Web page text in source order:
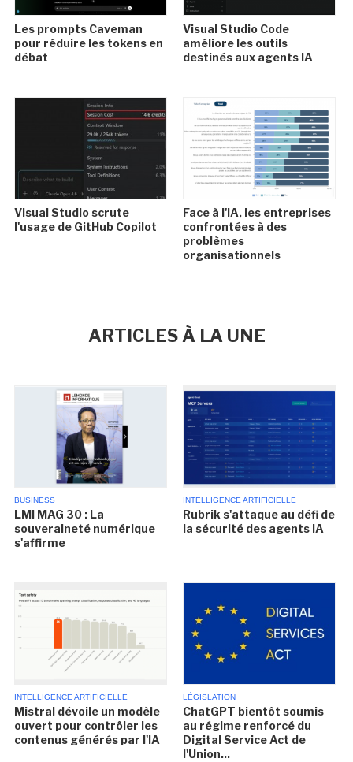
Les prompts Caveman
pour réduire les tokens en
débat
Visual Studio Code
améliore les outils
destinés aux agents IA
Visual Studio scrute
l'usage de GitHub Copilot
Face à l'IA, les entreprises
confrontées à des
problèmes
organisationnels
ARTICLES À LA UNE
BUSINESS
LMI MAG 30 : La
souveraineté numérique
s'affirme
INTELLIGENCE ARTIFICIELLE
Rubrik s'attaque au défi de
la sécurité des agents IA
INTELLIGENCE ARTIFICIELLE
Mistral dévoile un modèle
ouvert pour contrôler les
contenus générés par l'IA
LÉGISLATION
ChatGPT bientôt soumis
au régime renforcé du
Digital Service Act de
l'Union...